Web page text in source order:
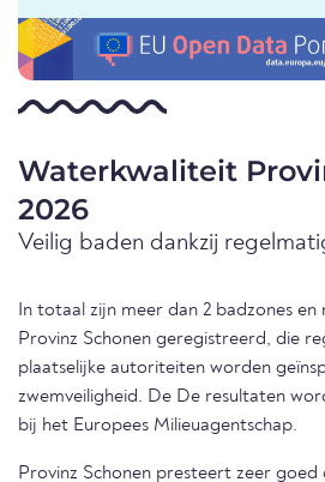
Waterkwaliteit
2026
Veilig baden dankzij
In totaal zijn meer dan 2 badzones
Provinz Schonen geregistreerd, die
plaatselijke autoriteiten worden
zwemveiligheid. De De resultaten
bij het Europees Milieuagentschap.
Provinz Schonen presteert zeer